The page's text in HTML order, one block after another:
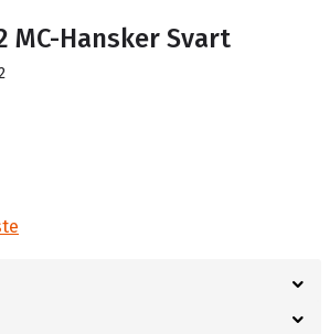
MC-Hansker Svart